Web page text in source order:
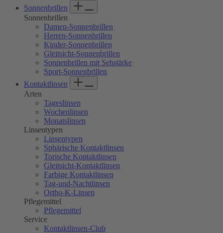
help
Sonnenbrillen
Sonnenbrillen
Damen-Sonnenbrillen
Herren-Sonnenbrillen
Kinder-Sonnenbrillen
Gleitsicht-Sonnenbrillen
Sonnenbrillen mit Sehstärke
Sport-Sonnenbrillen
Kontaktlinsen
Arten
Tageslinsen
Wochenlinsen
Monatslinsen
Linsentypen
Linsentypen
Sphärische Kontaktlinsen
Torische Kontaktlinsen
Gleitsicht-Kontaktlinsen
Farbige Kontaktlinsen
Tag-und-Nachtlinsen
Ortho-K-Linsen
Pflegemittel
Pflegemittel
Service
Kontaktlinsen-Club